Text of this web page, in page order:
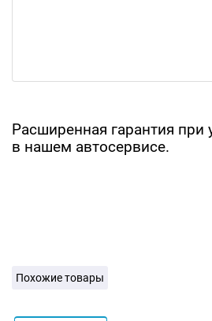
Расширенная гарантия при
в нашем автосервисе.
Похожие товары